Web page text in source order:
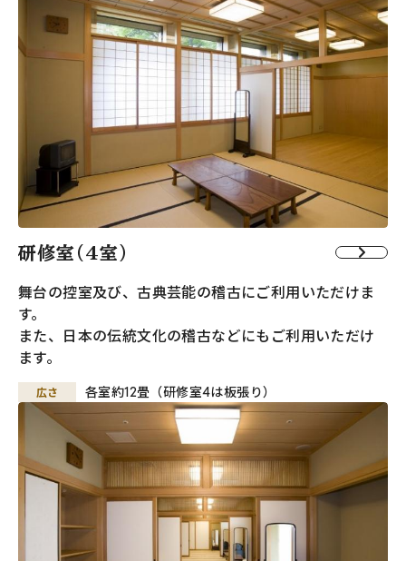
研修室（4室）
舞台の控室及び、古典芸能の稽古にご利用いただけま
す。
また、日本の伝統文化の稽古などにもご利用いただけ
ます。
広さ 各室約12畳（研修室4は板張り）